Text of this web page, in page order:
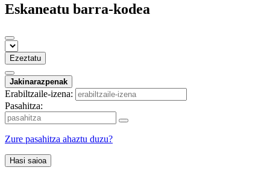
Eskaneatu barra-kodea
Ezeztatu
Jakinarazpenak
Erabiltzaile-izena:
Pasahitza:
Zure pasahitza ahaztu duzu?
Hasi saioa